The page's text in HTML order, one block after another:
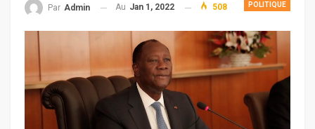
POLITIQUE
Par Admin Au Jan 1, 2022 508